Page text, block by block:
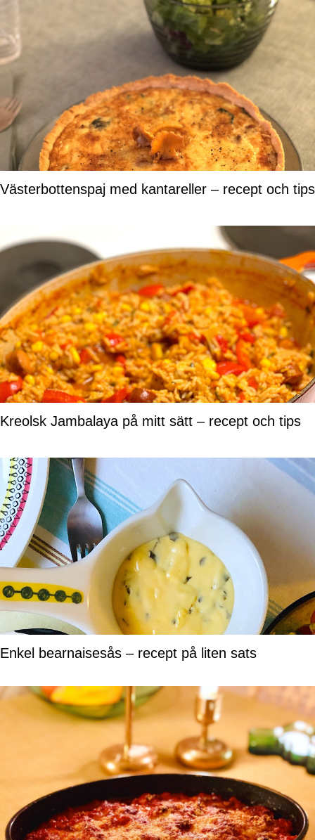
Västerbottenspaj med kantareller – recept och tips
Kreolsk Jambalaya på mitt sätt – recept och tips
Enkel bearnaisesås – recept på liten sats